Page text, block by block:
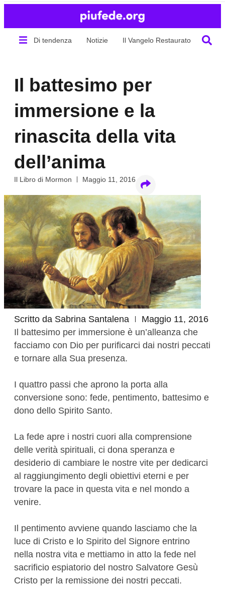
Di tendenza Notizie Il Vangelo Restaurato Chi
Il battesimo per
immersione e la
rinascita della vita
dell’anima
Il Libro di Mormon Maggio 11, 2016
Scritto da Sabrina Santalena
Maggio 11, 2016
Il battesimo per immersione è un’alleanza che
facciamo con Dio per purificarci dai nostri peccati
e tornare alla Sua presenza.
I quattro passi che aprono la porta alla
conversione sono: fede, pentimento, battesimo e
dono dello Spirito Santo.
La fede apre i nostri cuori alla comprensione
delle verità spirituali, ci dona speranza e
desiderio di cambiare le nostre vite per dedicarci
al raggiungimento degli obiettivi eterni e per
trovare la pace in questa vita e nel mondo a
venire.
Il pentimento avviene quando lasciamo che la
luce di Cristo e lo Spirito del Signore entrino
nella nostra vita e mettiamo in atto la fede nel
sacrificio espiatorio del nostro Salvatore Gesù
Cristo per la remissione dei nostri peccati.